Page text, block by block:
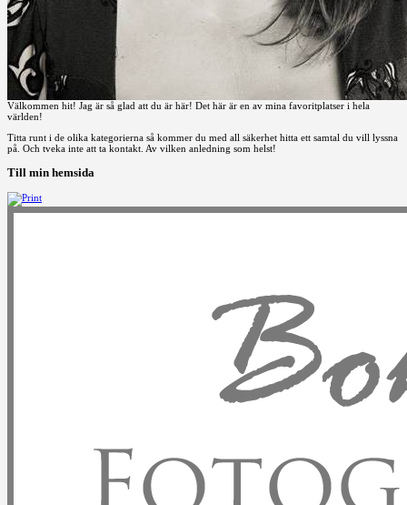
Välkommen hit! Jag är så glad att du är här! Det här är en av mina favoritplatser i hela
världen!
Titta runt i de olika kategorierna så kommer du med all säkerhet hitta ett samtal du vill lyssna
på. Och tveka inte att ta kontakt. Av vilken anledning som helst!
Till min hemsida